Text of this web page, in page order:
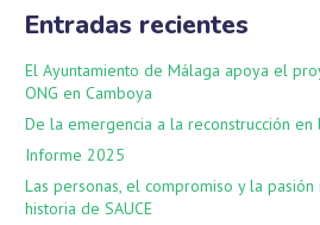
Entradas recientes
El Ayuntamiento de Málaga apoya el
ONG en Camboya
De la emergencia a la reconstrucción
Informe 2025
Las personas, el compromiso y la
historia de SAUCE